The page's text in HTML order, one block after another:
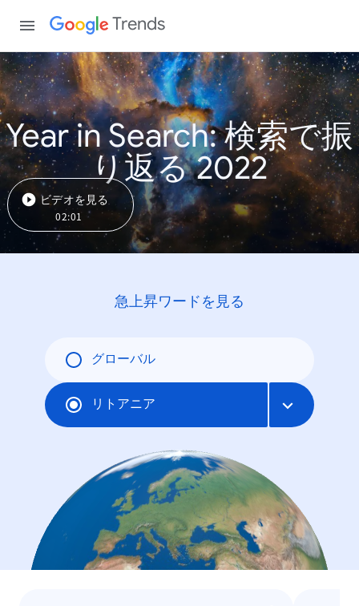
Trends
Year in Search: 検索で振
り返る 2022
ビデオを見る
02:01
急上昇ワードを見る
グローバル
リトアニア